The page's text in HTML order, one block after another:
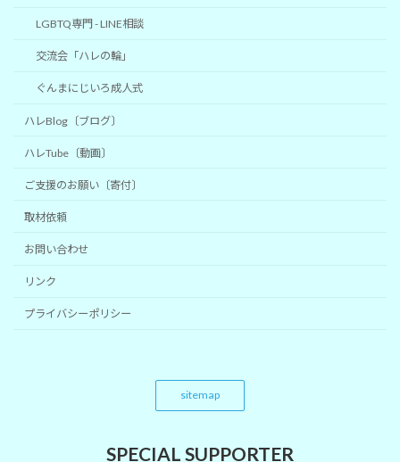
LGBTQ専門 - LINE相談
交流会「ハレの輪」
ぐんまにじいろ成人式
ハレBlog〔ブログ〕
ハレTube〔動画〕
ご支援のお願い〔寄付〕
取材依頼
お問い合わせ
リンク
プライバシーポリシー
sitemap
SPECIAL SUPPORTER